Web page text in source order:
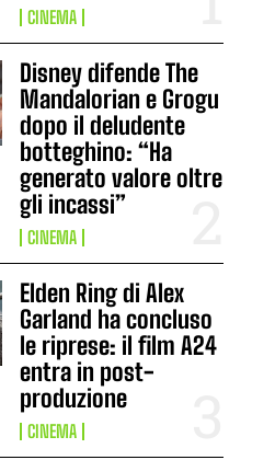
CINEMA
Disney difende The
Mandalorian e Grogu
dopo il deludente
botteghino: “Ha
generato valore oltre
gli incassi”
CINEMA
Elden Ring di Alex
Garland ha concluso
le riprese: il film A24
entra in post-
produzione
CINEMA